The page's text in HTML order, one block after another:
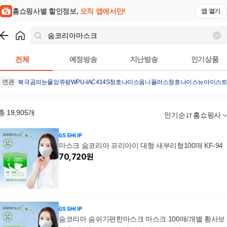
홈쇼핑사별 할인정보, 오직 앱에서만! 앱 열기
전체 예정방송 지난방송 인기상품
연관 북극곰의눈물앙쥬팡WPU-IAC414S청호나이스옴니플러스청호나이스뉴아이스트
19,905개 인기순 홈쇼핑사
마스크 숨코리아 프리아이 대형 새부리형100매 KF-94
70,720원
숨코리아 숨쉬기편한마스크 마스크 100매/개별 황사보